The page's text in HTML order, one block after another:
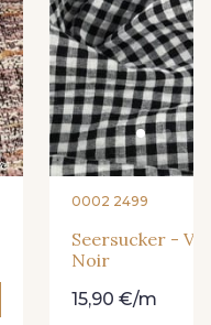
0002 2499
Seersucker -
Noir
15,90 €/m